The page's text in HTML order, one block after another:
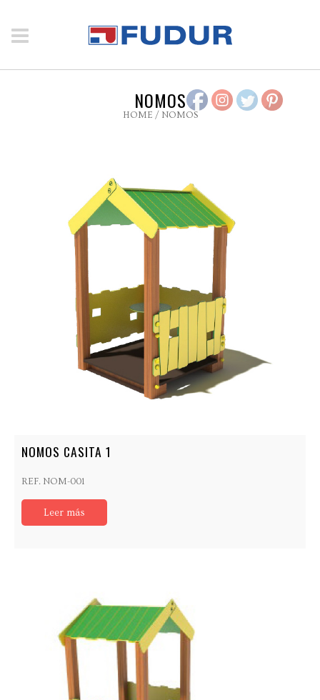
NOMOS
HOME / NOMOS
NOMOS CASITA 1
REF. NOM-001
Leer más